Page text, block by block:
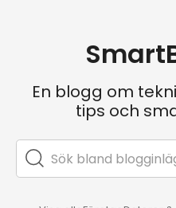
En blogg om
tips och